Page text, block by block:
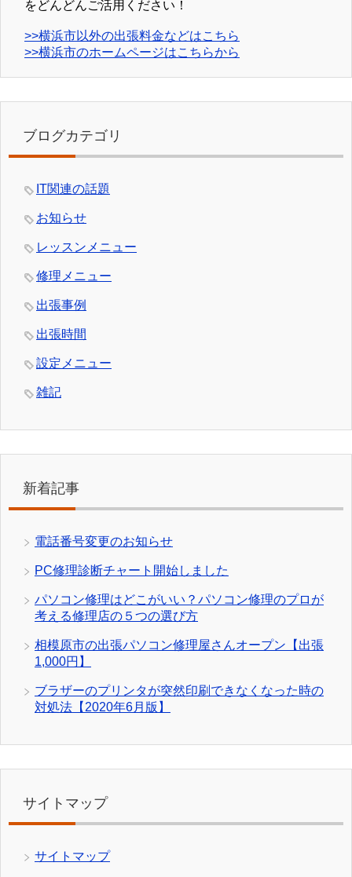
をどんどんご活用ください！
>>横浜市以外の出張料金などはこちら
>>横浜市のホームページはこちらから
ブログカテゴリ
IT関連の話題
お知らせ
レッスンメニュー
修理メニュー
出張事例
出張時間
設定メニュー
雑記
新着記事
電話番号変更のお知らせ
PC修理診断チャート開始しました
パソコン修理はどこがいい？パソコン修理のプロが
考える修理店の５つの選び方
相模原市の出張パソコン修理屋さんオープン【出張
1,000円】
ブラザーのプリンタが突然印刷できなくなった時の
対処法【2020年6月版】
サイトマップ
サイトマップ